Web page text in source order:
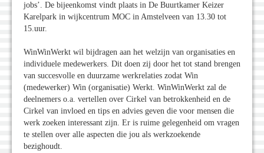
jobs’. De bijeenkomst vindt plaats in De Buurtkamer Keizer
Karelpark in wijkcentrum MOC in Amstelveen van 13.30 tot
15.uur.
WinWinWerkt wil bijdragen aan het welzijn van organisaties en
individuele medewerkers. Dit doen zij door het tot stand brengen
van succesvolle en duurzame werkrelaties zodat Win
(medewerker) Win (organisatie) Werkt. WinWinWerkt zal de
deelnemers o.a. vertellen over Cirkel van betrokkenheid en de
Cirkel van invloed en tips en advies geven die voor mensen die
werk zoeken interessant zijn. Er is ruime gelegenheid om vragen
te stellen over alle aspecten die jou als werkzoekende
bezighoudt.